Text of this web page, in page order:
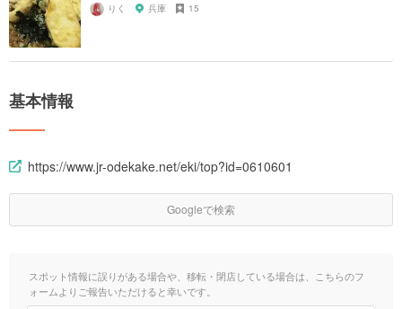
りく 兵庫 15
基本情報
https://www.jr-odekake.net/eki/top?id=0610601
Googleで検索
スポット情報に誤りがある場合や、移転・閉店している場合は、こちらのフ
ォームよりご報告いただけると幸いです。